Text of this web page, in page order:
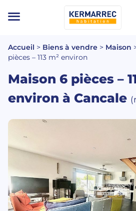
Accueil > Biens à vendre > Maison
pièces – 113 m² environ
Maison 6 pièces –
environ à Cancale